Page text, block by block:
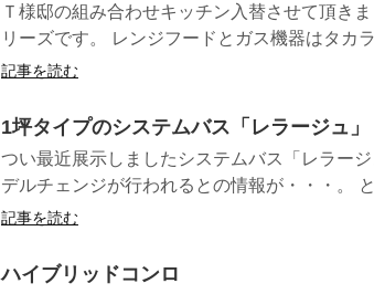
Ｔ様邸の組み合わせキッチン入替させて頂き
リーズです。 レンジフードとガス機器はタカ
記事を読む
1坪タイプのシステムバス「レラージュ」
つい最近展示しましたシステムバス「レラー
デルチェンジが行われるとの情報が・・・。
記事を読む
ハイブリッドコンロ